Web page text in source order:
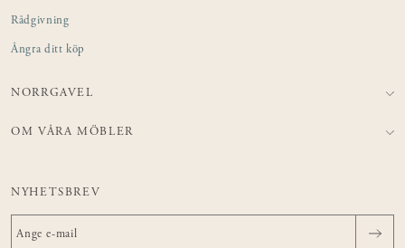
Rådgivning
Ångra ditt köp
NORRGAVEL
OM VÅRA MÖBLER
NYHETSBREV